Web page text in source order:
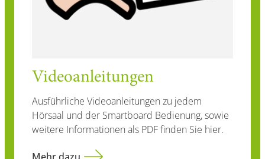
Videoanleitungen
Ausführliche Videoanleitungen zu jedem
Hörsaal und der Smartboard Bedienung, sowie
weitere Informationen als PDF finden Sie hier.